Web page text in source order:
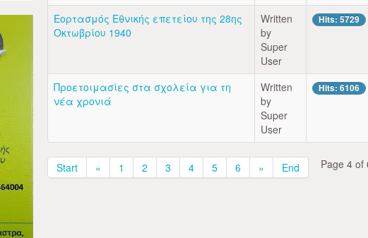
Εορτασμός Εθνικής επετείου της 28ης
Οκτωβρίου 1940
Written
by
Super
User
Hits: 5729
Προετοιμασίες στα σχολεία για τη
νέα χρονιά
Written
by
Super
User
Hits: 6106
Page 4 of
Start « 1 2 3 4 5 6 » End